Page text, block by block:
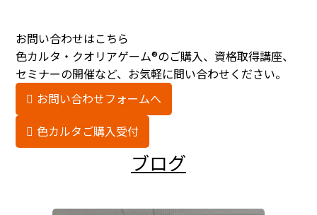
お問い合わせはこちら
色カルタ・クオリアゲーム®のご購入、資格取得講座、
セミナーの開催など、お気軽に問い合わせください。
お問い合わせフォームへ
色カルタご購入受付
ブログ